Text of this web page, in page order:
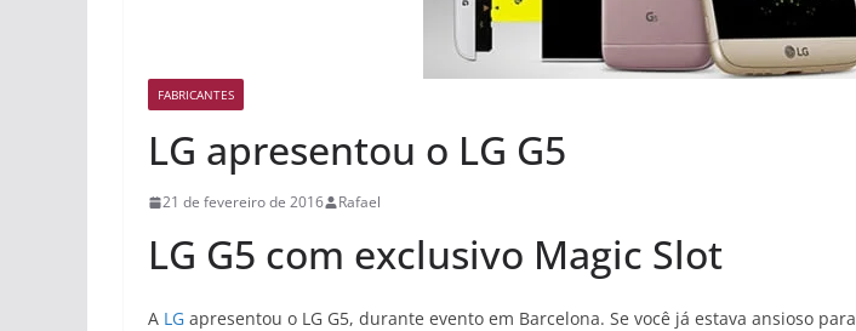
FABRICANTES
LG apresentou o LG G5
21 de fevereiro de 2016 Rafael
LG G5 com exclusivo Magic Slot
A LG apresentou o LG G5, durante evento em Barcelona. Se você já estava ansioso